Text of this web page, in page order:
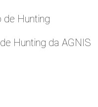
Hunting
Hunting da AGNIS